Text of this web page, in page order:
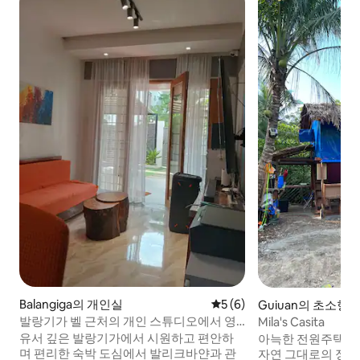
Balangiga의 개인실 평점 5점(5점 만점), 후기 6
5 (6)
발랑기가 벨 근처의 개인 스튜디오에서 영
감을 받은 숙소
유서 깊은 발랑기가에서 시원하고 편안하
며 편리한 숙박 도심에서 발리크바얀과 관
Guiuan의 초소형
Mila's Casita
아늑한 전원주택
자연 그대로의 정